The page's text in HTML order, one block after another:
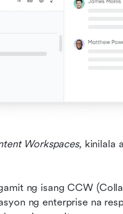
Workspaces, kinilala
ng isang CCW
ng enterprise na